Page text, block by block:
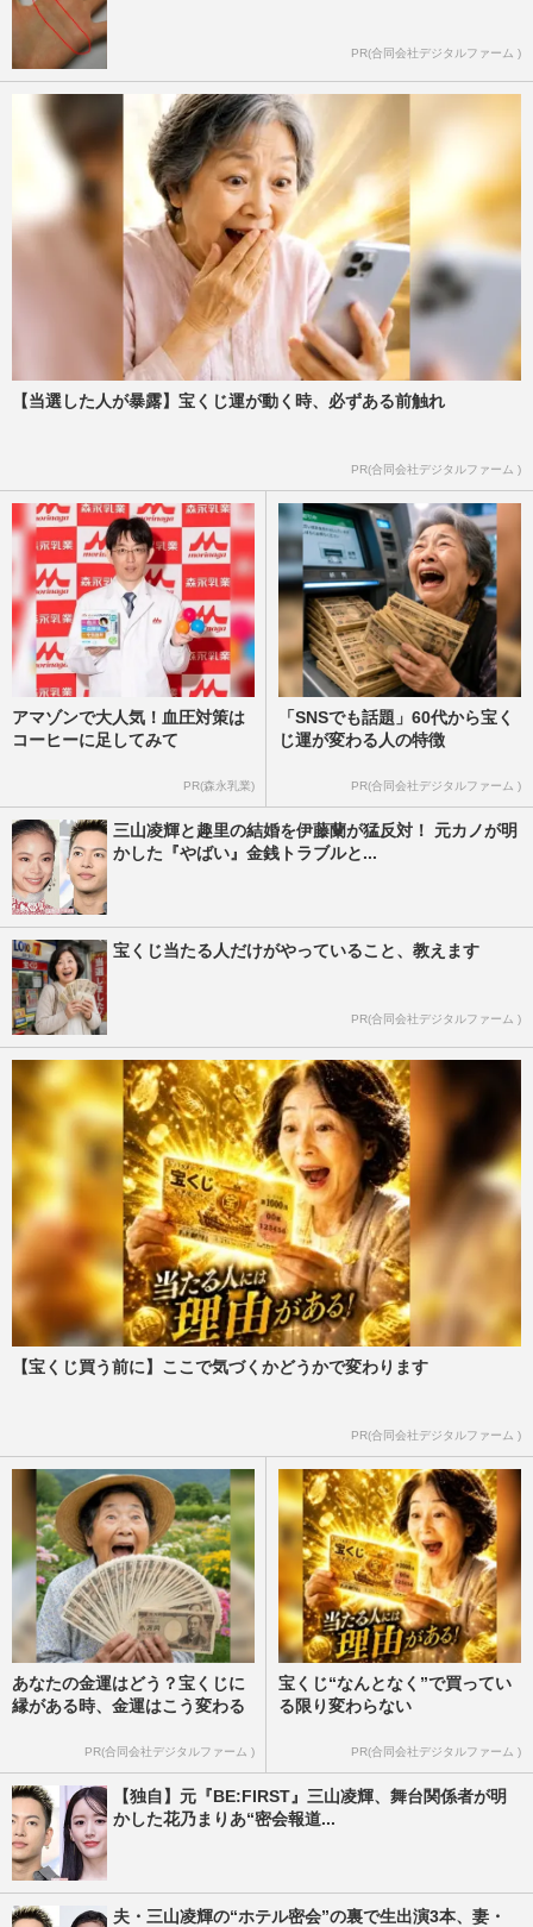
PR(合同会社デジタルファーム )
【当選した人が暴露】宝くじ運が動く時、必ずある前触れ
PR(合同会社デジタルファーム )
アマゾンで大人気！血圧対策は
コーヒーに足してみて
PR(森永乳業)
「SNSでも話題」60代から宝く
じ運が変わる人の特徴
PR(合同会社デジタルファーム )
三山凌輝と趣里の結婚を伊藤蘭が猛反対！ 元カノが明
かした『やばい』金銭トラブルと...
宝くじ当たる人だけがやっていること、教えます
PR(合同会社デジタルファーム )
【宝くじ買う前に】ここで気づくかどうかで変わります
PR(合同会社デジタルファーム )
あなたの金運はどう？宝くじに
縁がある時、金運はこう変わる
PR(合同会社デジタルファーム )
宝くじ“なんとなく”で買ってい
る限り変わらない
PR(合同会社デジタルファーム )
【独自】元『BE:FIRST』三山凌輝、舞台関係者が明
かした花乃まりあ“密会報道...
夫・三山凌輝の“ホテル密会”の裏で生出演3本、妻・